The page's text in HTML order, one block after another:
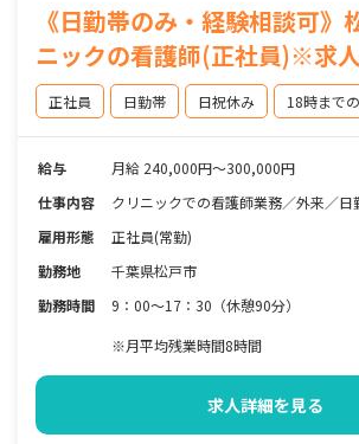
《日勤帯のみ・経験相談可》
ニックの看護師(正社員)※求
正社員 日勤帯 日祝休み 18時まで
給与
月給 240,000円〜300,000円
仕事内容
クリニックでの看護師業務／外来／日
雇用形態
正社員(常勤)
勤務地
千葉県松戸市
勤務時間
9：00〜17：30（休憩90分）
※月平均残業時間8時間
求人詳細を見る